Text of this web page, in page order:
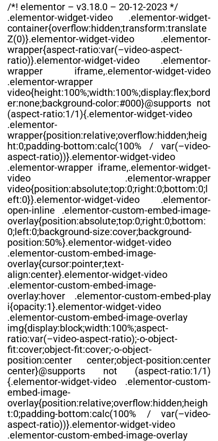
/*! elementor – v3.18.0 – 20-12-2023 */
.elementor-widget-video .elementor-widget-
container{overflow:hidden;transform:translate
Z(0)}.elementor-widget-video .elementor-
wrapper{aspect-ratio:var(–video-aspect-
ratio)}.elementor-widget-video .elementor-
wrapper iframe,.elementor-widget-video
.elementor-wrapper
video{height:100%;width:100%;display:flex;bord
er:none;background-color:#000}@supports not
(aspect-ratio:1/1){.elementor-widget-video
.elementor-
wrapper{position:relative;overflow:hidden;heig
ht:0;padding-bottom:calc(100% / var(–video-
aspect-ratio))}.elementor-widget-video
.elementor-wrapper iframe,.elementor-widget-
video .elementor-wrapper
video{position:absolute;top:0;right:0;bottom:0;l
eft:0}}.elementor-widget-video .elementor-
open-inline .elementor-custom-embed-image-
overlay{position:absolute;top:0;right:0;bottom:
0;left:0;background-size:cover;background-
position:50%}.elementor-widget-video
.elementor-custom-embed-image-
overlay{cursor:pointer;text-
align:center}.elementor-widget-video
.elementor-custom-embed-image-
overlay:hover .elementor-custom-embed-play
i{opacity:1}.elementor-widget-video
.elementor-custom-embed-image-overlay
img{display:block;width:100%;aspect-
ratio:var(–video-aspect-ratio);-o-object-
fit:cover;object-fit:cover;-o-object-
position:center center;object-position:center
center}@supports not (aspect-ratio:1/1)
{.elementor-widget-video .elementor-custom-
embed-image-
overlay{position:relative;overflow:hidden;heigh
t:0;padding-bottom:calc(100% / var(–video-
aspect-ratio))}.elementor-widget-video
.elementor-custom-embed-image-overlay